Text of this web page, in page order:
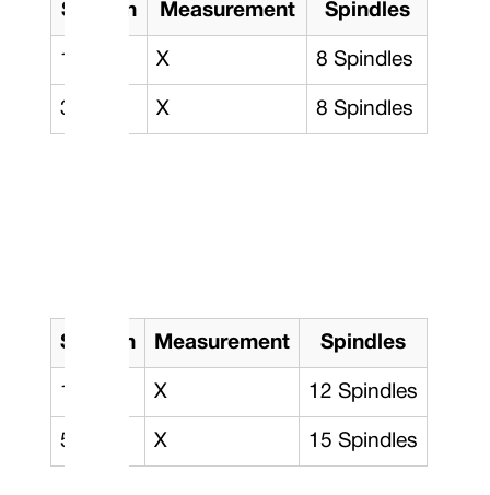
Section Measurement Spindles
1/8” X 8 Spindles
3/16” X 8 Spindles
Section Measurement Spindles
1/4” X 12 Spindles
5/16” X 15 Spindles